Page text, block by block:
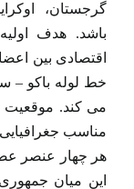
گرجستان،
باشد. هدف
اقتصادی بین
می کند. موقعیت
مناسب
هر چهار عنصر
این میان